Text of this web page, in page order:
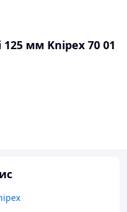
125 мм Knipex 70 01